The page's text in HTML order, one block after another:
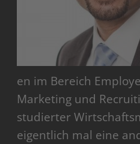
en im Bereich
Marketing und
studierter
eigentlich mal eine